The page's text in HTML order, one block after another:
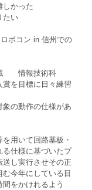
しかった
たい
ボコン in 信州での
　情報技術科
を目標に日々練習
の動作の仕様があ
用いて回路基板・
る仕様に基づいたプ
し実行させその正
今年にしている目
をかけれるよう